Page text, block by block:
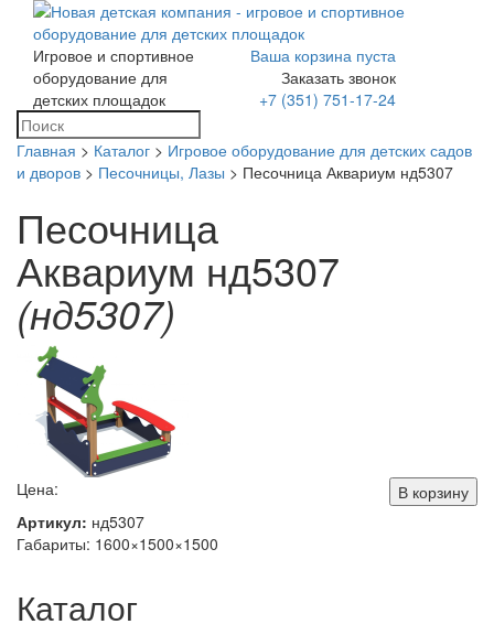
Игровое и спортивное
оборудование для
детских площадок
Ваша корзина пуста
Заказать звонок
+7 (351) 751-17-24
Главная > Каталог > Игровое оборудование для детских садов
и дворов > Песочницы, Лазы > Песочница Аквариум нд5307
Песочница
Аквариум нд5307
(нд5307)
Цена:
В корзину
Артикул: нд5307
Габариты: 1600×1500×1500
Каталог